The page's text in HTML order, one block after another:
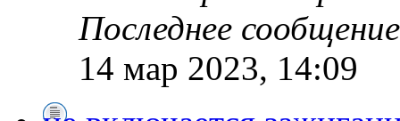
Последнее
14 мар 2023, 14:09